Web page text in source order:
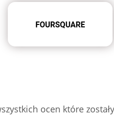
ocen które